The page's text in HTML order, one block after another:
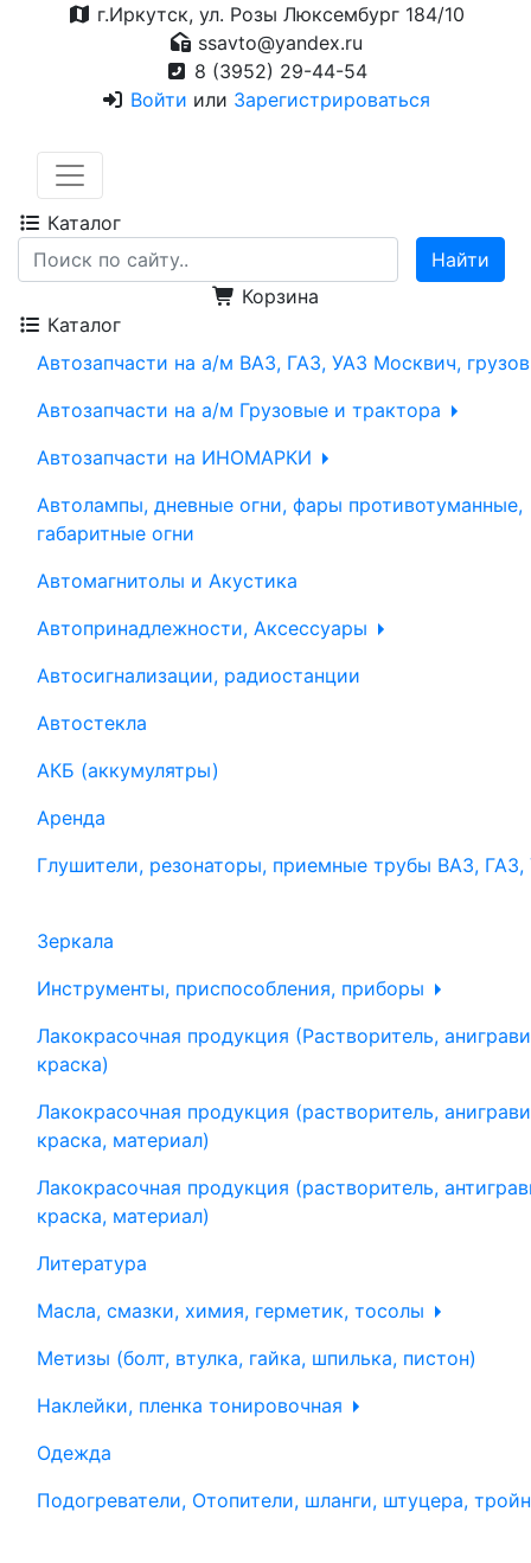
г.Иркутск, ул. Розы Люксембург 184/10
ssavto@yandex.ru
8 (3952) 29-44-54
Войти или Зарегистрироваться
Каталог
Корзина
Каталог
Автозапчасти на а/м ВАЗ, ГАЗ, УАЗ Москвич,
Автозапчасти на а/м Грузовые и трактора
Автозапчасти на ИНОМАРКИ
Автолампы, дневные огни, фары противотуманные,
габаритные огни
Автомагнитолы и Акустика
Автопринадлежности, Аксессуары
Автосигнализации, радиостанции
Автостекла
АКБ (аккумулятры)
Аренда
Глушители, резонаторы, приемные трубы ВАЗ, ГАЗ,
Зеркала
Инструменты, приспособления, приборы
Лакокрасочная продукция (Растворитель,
краска)
Лакокрасочная продукция (растворитель,
краска, материал)
Лакокрасочная продукция (растворитель,
краска, материал)
Литература
Масла, смазки, химия, герметик, тосолы
Метизы (болт, втулка, гайка, шпилька, пистон)
Наклейки, пленка тонировочная
Одежда
Подогреватели, Отопители, шланги, штуцера,